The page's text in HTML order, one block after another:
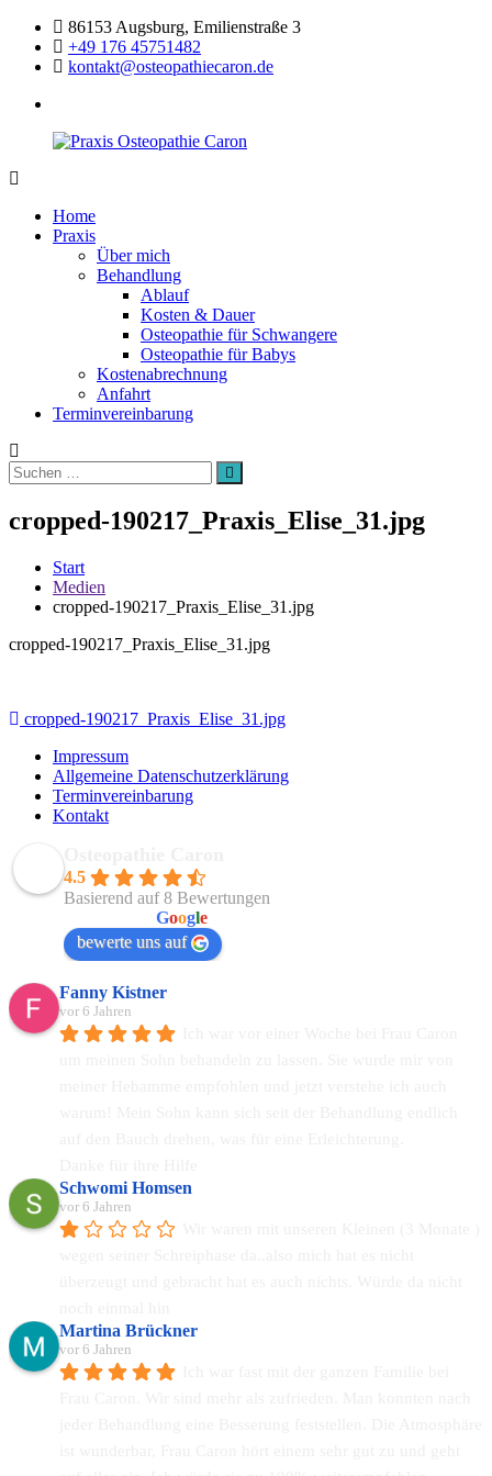
Zum
Inhalt
springen
86153 Augsburg, Emilienstraße 3
+49 176 45751482
kontakt@osteopathiecaron.de
Osteopathie
Caron
Osteopathin
Augsburg
Home
Praxis
Über mich
Behandlung
Ablauf
Kosten & Dauer
Osteopathie für Schwangere
Osteopathie für Babys
Kostenabrechnung
Anfahrt
Terminvereinbarung
Suchen
nach:
Suchen
cropped-190217_Praxis_Elise_31.jpg
Start
Medien
cropped-190217_Praxis_Elise_31.jpg
cropped-190217_Praxis_Elise_31.jpg
Beitragsnavigation
cropped-190217_Praxis_Elise_31.jpg
Impressum
Allgemeine Datenschutzerklärung
Terminvereinbarung
Kontakt
4.5
Basierend auf 8 Bewertungen
Google
bewerte uns auf
Fanny Kistner
vor 6 Jahren
Schwomi Homsen
vor 6 Jahren
Martina Brückner
vor 6 Jahren